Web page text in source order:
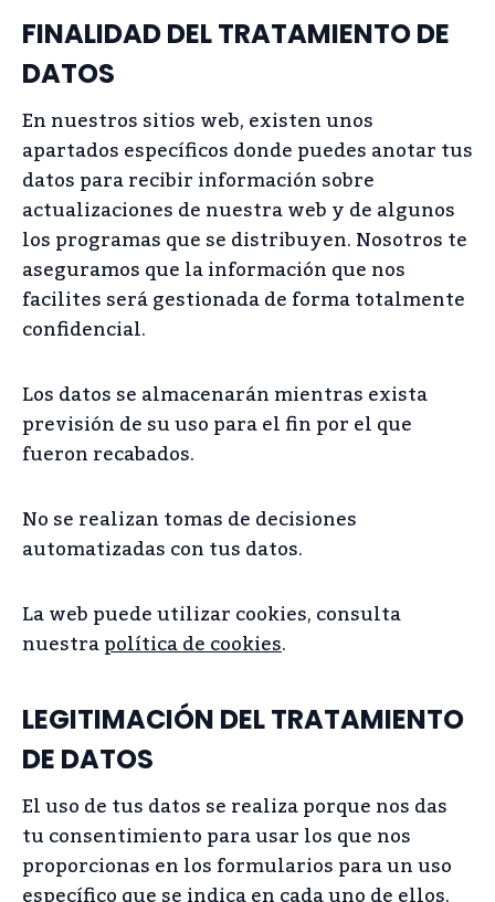
FINALIDAD DEL TRATAMIENTO DE
DATOS
En nuestros sitios web, existen unos
apartados específicos donde puedes anotar tus
datos para recibir información sobre
actualizaciones de nuestra web y de algunos
los programas que se distribuyen. Nosotros te
aseguramos que la información que nos
facilites será gestionada de forma totalmente
confidencial.
Los datos se almacenarán mientras exista
previsión de su uso para el fin por el que
fueron recabados.
No se realizan tomas de decisiones
automatizadas con tus datos.
La web puede utilizar cookies, consulta
nuestrapolítica de cookies.
LEGITIMACIÓN DEL TRATAMIENTO
DE DATOS
El uso de tus datos se realiza porque nos das
tu consentimiento para usar los que nos
proporcionas en los formularios para un uso